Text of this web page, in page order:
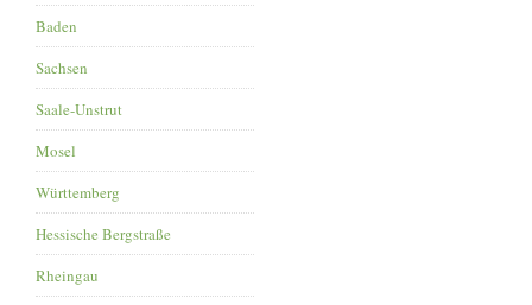
Baden
Sachsen
Saale-Unstrut
Mosel
Württemberg
Hessische Bergstraße
Rheingau